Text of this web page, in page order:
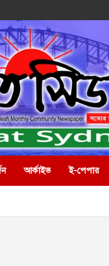
আর্কাইভ ই-পেপার